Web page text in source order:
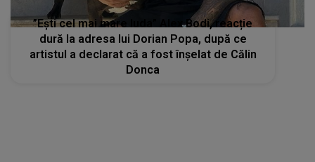
”Ești cel mai mare Iuda” Alex Bodi, reacție
dură la adresa lui Dorian Popa, după ce
artistul a declarat că a fost înșelat de Călin
Donca